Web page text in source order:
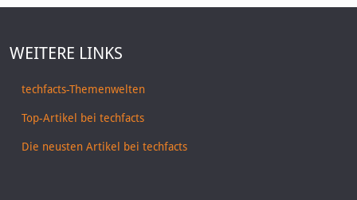
WEITERE LINKS
techfacts-Themenwelten
Top-Artikel bei techfacts
Die neusten Artikel bei techfacts